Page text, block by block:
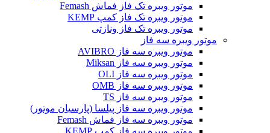
موتور ویبره تک فاز فماش Femash
موتور ویبره تک فاز کمپ KEMP
موتور ویبره تک فاز ونازتی
موتور ویبره سه فاز
موتور ویبره سه فاز AVIBRO
موتور ویبره سه فاز Miksan
موتور ویبره سه فاز OLI
موتور ویبره سه فاز OMB
موتور ویبره سه فاز TS
موتور ویبره سه فاز پیلسا (پارسیان موتور)
موتور ویبره سه فاز فماش Femash
موتور ویبره سه فاز کمپ KEMP